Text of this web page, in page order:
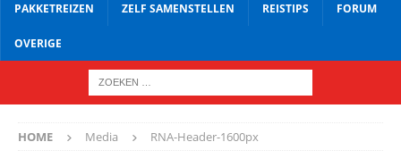
PAKKETREIZEN ZELF SAMENSTELLEN REISTIPS FORUM
OVERIGE
HOME Media RNA-Header-1600px